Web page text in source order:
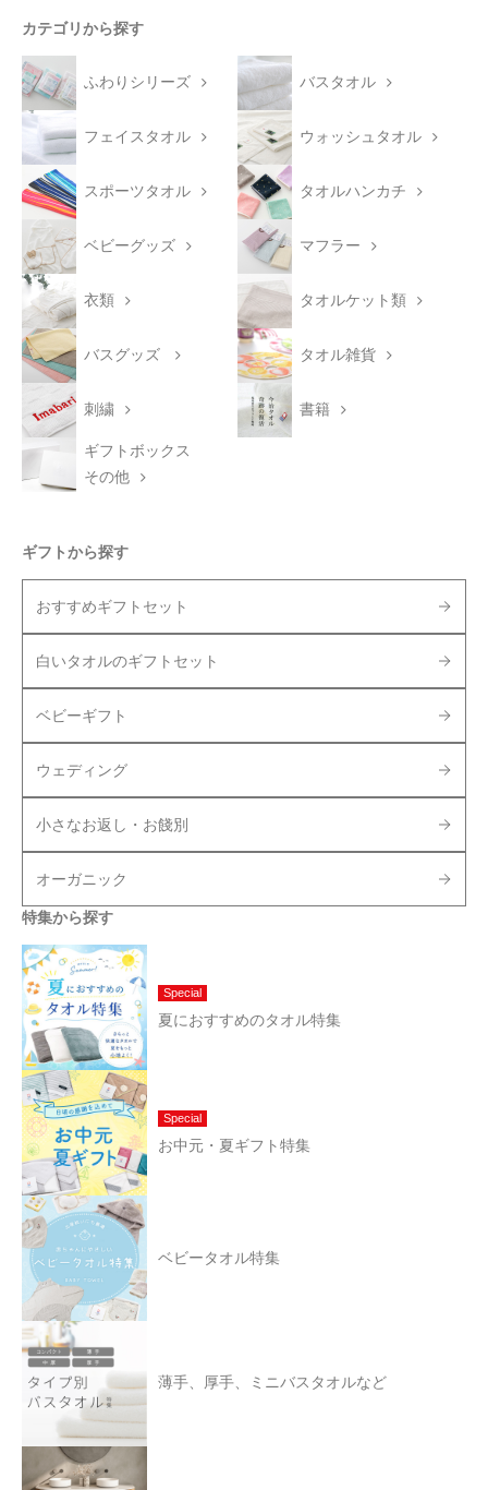
カテゴリから探す
ふわりシリーズ バスタオル
フェイスタオル ウォッシュタオル
スポーツタオル タオルハンカチ
ベビーグッズ マフラー
衣類 タオルケット類
バスグッズ タオル雑貨
刺繍 書籍
ギフトボックス
その他
ギフトから探す
おすすめギフトセット
白いタオルのギフトセット
ベビーギフト
ウェディング
小さなお返し・お餞別
オーガニック
特集から探す
Special
夏におすすめのタオル特集
Special
お中元・夏ギフト特集
ベビータオル特集
薄手、厚手、ミニバスタオルなど